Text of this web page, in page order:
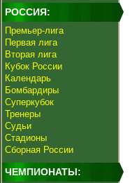
РОССИЯ:
Премьер-лига
Первая лига
Вторая лига
Кубок России
Календарь
Бомбардиры
Суперкубок
Тренеры
Судьи
Стадионы
Сборная России
ЧЕМПИОНАТЫ: